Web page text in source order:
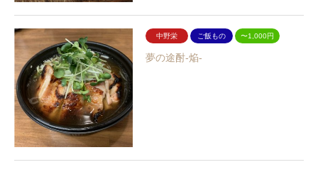
中野栄 ご飯もの 〜1,000円
夢の途酎-焔-